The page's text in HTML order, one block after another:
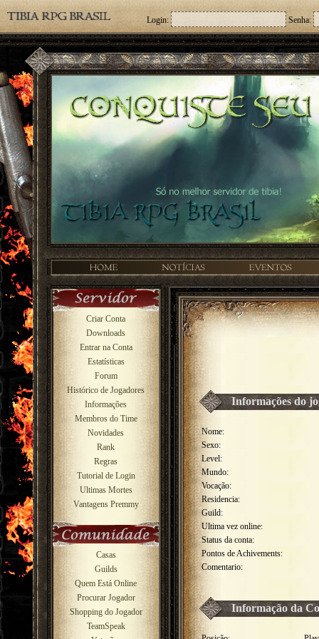
Login: Senha:
Criar Conta
Downloads
Entrar na Conta
Estatísticas
Forum
Histórico de Jogadores
Informações
Membros do Time
Novidades
Rank
Regras
Tutorial de Login
Ultimas Mortes
Vantagens Premmy
Casas
Guilds
Quem Está Online
Procurar Jogador
Shopping do Jogador
TeamSpeak
Informações do
Nome:
Sexo:
Level:
Mundo:
Vocação:
Residencia:
Guild:
Ultima vez online:
Status da conta:
Pontos de Achivements:
Comentario:
Informação da